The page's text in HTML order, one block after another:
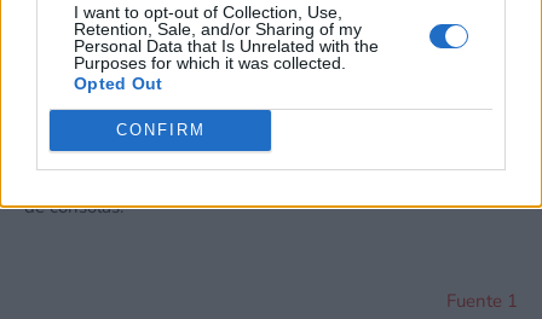
Puede optar por no participar en la divulgación adicional de
su información personal por parte de terceros en la Lista de
participantes intermedios de la IAB.
I want to opt-out of Collection, Use,
Retention, Sale, and/or Sharing of my
Personal Data that Is Unrelated with the
Purposes for which it was collected.
Opted Out
CONFIRM
Raji: An Ancient Epicya está disponible en la
Nintendo Switcha 24,99€ (22,49€ por las rebajas
anunciadas durante el Indie World) como exclusiva temporal
de consolas.
Fuente 1